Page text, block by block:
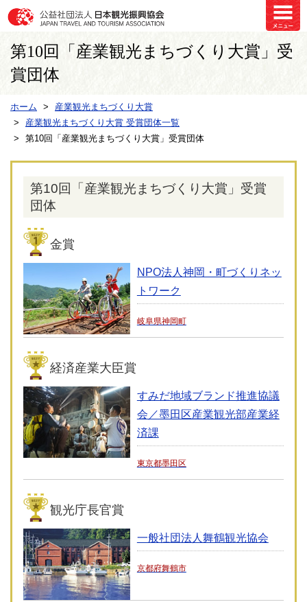
第10回「産業観光まちづくり大賞」受
賞団体
ホーム
産業観光まちづくり大賞
産業観光まちづくり大賞 受賞団体一覧
第10回「産業観光まちづくり大賞」受賞団体
第10回「産業観光まちづくり大賞」受賞
団体
金賞
NPO法人神岡・町づくりネッ
トワーク
岐阜県神岡町
経済産業大臣賞
すみだ地域ブランド推進協議
会／墨田区産業観光部産業経
済課
東京都墨田区
観光庁長官賞
一般社団法人舞鶴観光協会
京都府舞鶴市